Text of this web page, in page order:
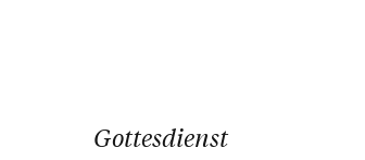
Gottesdienst